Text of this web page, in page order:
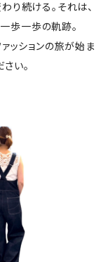
り続ける。それは、
歩一歩の軌跡。
ッションの旅が始ま
い。